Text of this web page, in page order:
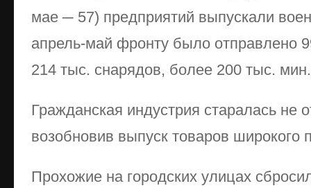
мае ─ 57) предприятий выпускали
апрель-май фронту было отправлено
214 тыс. снарядов, более 200 тыс.
Гражданская индустрия старалась не
возобновив выпуск товаров широкого
Прохожие на городских улицах